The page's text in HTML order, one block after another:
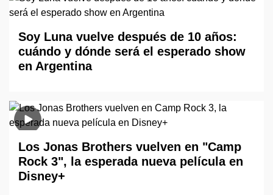
Soy Luna vuelve después de 10 años:
cuándo y dónde será el esperado show
en Argentina
Los Jonas Brothers vuelven en "Camp
Rock 3", la esperada nueva película en
Disney+